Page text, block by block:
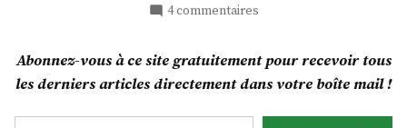
4 commentairessur
verts
!
Abonnez-vous à ce site gratuitement pour recevoir tous
les derniers articles directement dans votre boîte mail !
Saisissez votre adresse e-mail…